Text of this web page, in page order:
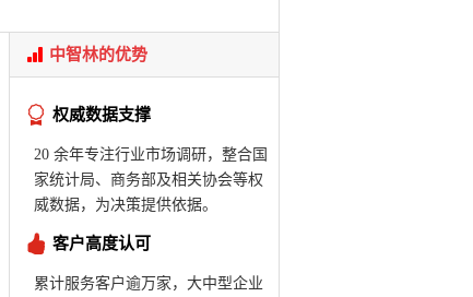
中智林的优势
权威数据支撑
20 余年专注行业市场调研，整合国
家统计局、商务部及相关协会等权
威数据，为决策提供依据。
客户高度认可
累计服务客户逾万家，大中型企业